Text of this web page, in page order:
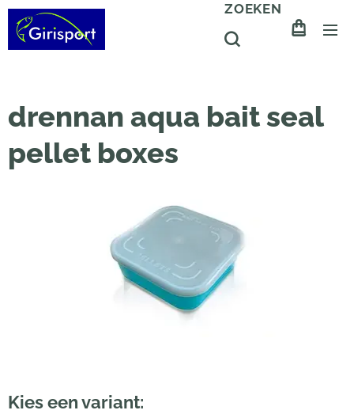
ZOEKEN
drennan aqua bait seal
pellet boxes
Kies een variant: